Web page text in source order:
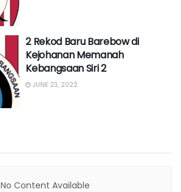
2 Rekod Baru Barebow di
Kejohanan Memanah
Kebangsaan Siri 2
JUNE 23, 2022
No Content Available